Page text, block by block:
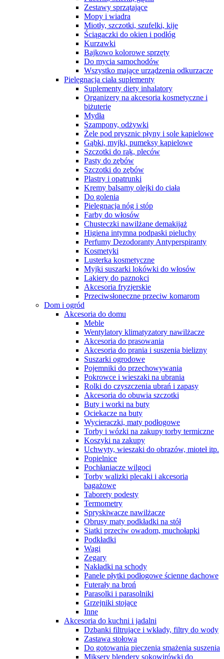
Zestawy sprzątające
Mopy i wiadra
Miotły, szczotki, szufelki, kije
Ściągaczki do okien i podłóg
Kurzawki
Bajkowo kolorowe sprzęty
Do mycia samochodów
Wszystko mające urządzenia odkurzacze
Pielęgnacja ciała suplementy
Suplementy diety inhalatory
Organizery na akcesoria kosmetyczne i
biżuterię
Mydła
Szampony, odżywki
Żele pod prysznic płyny i sole kąpielowe
Gąbki, myjki, pumeksy kąpielowe
Szczotki do rąk, pleców
Pasty do zębów
Szczotki do zębów
Plastry i opatrunki
Kremy balsamy olejki do ciała
Do golenia
Pielęgnacja nóg i stóp
Farby do włosów
Chusteczki nawilżane demakijaż
Higiena intymna podpaski pieluchy
Perfumy Dezodoranty Antyperspiranty
Kosmetyki
Lusterka kosmetyczne
Myjki suszarki lokówki do włosów
Lakiery do paznokci
Akcesoria fryzjerskie
Przeciwsłoneczne przeciw komarom
Dom i ogród
Akcesoria do domu
Meble
Wentylatory klimatyzatory nawilżacze
Akcesoria do prasowania
Akcesoria do prania i suszenia bielizny
Suszarki ogrodowe
Pojemniki do przechowywania
Pokrowce i wieszaki na ubrania
Rolki do czyszczenia ubrań i zapasy
Akcesoria do obuwia szczotki
Buty i worki na buty
Ociekacze na buty
Wycieraczki, maty podłogowe
Torby i wózki na zakupy torby termiczne
Koszyki na zakupy
Uchwyty, wieszaki do obrazów, mioteł itp.
Popielnice
Pochłaniacze wilgoci
Torby walizki plecaki i akcesoria
bagażowe
Taborety podesty
Termometry
Spryskiwacze nawilżacze
Obrusy maty podkładki na stół
Siatki przeciw owadom, muchołapki
Podkładki
Wagi
Zegary
Nakładki na schody
Panele płytki podłogowe ścienne dachowe
Futerały na broń
Parasolki i parasolniki
Grzejniki stojące
Inne
Akcesoria do kuchni i jadalni
Dzbanki filtrujące i wkłady, filtry do wody
Zastawa stołowa
Do gotowania pieczenia smażenia suszenia
Miksery blendery sokowirówki do